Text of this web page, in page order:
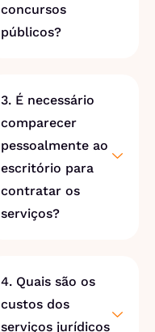
concursos
públicos?
3. É necessário
comparecer
pessoalmente ao
escritório para
contratar os
serviços?
4. Quais são os
custos dos
serviços jurídicos